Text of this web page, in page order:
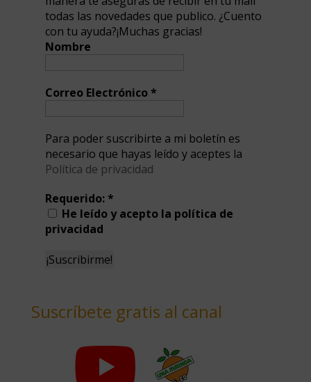
todas las novedades que publico. ¿Cuento
con tu ayuda?¡Muchas gracias!
Nombre
Correo Electrónico*
Para poder suscribirte a mi boletín es
necesario que hayas leído y aceptes la
Política de privacidad
Requerido:*
He leído y acepto la política de
privacidad
Suscríbete gratis al canal